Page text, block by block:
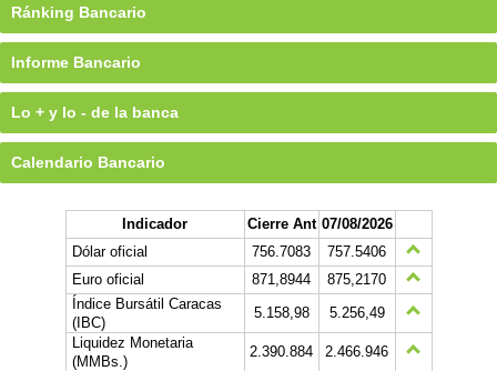
Ránking Bancario
Informe Bancario
Lo + y lo - de la banca
Calendario Bancario
Indicador Cierre Ant 07/08/2026
Dólar oficial
756.7083
757.5406
Euro oficial
871,8944
875,2170
Índice Bursátil Caracas
(IBC)
5.158,98
5.256,49
Liquidez Monetaria
(MMBs.)
2.390.884
2.466.946